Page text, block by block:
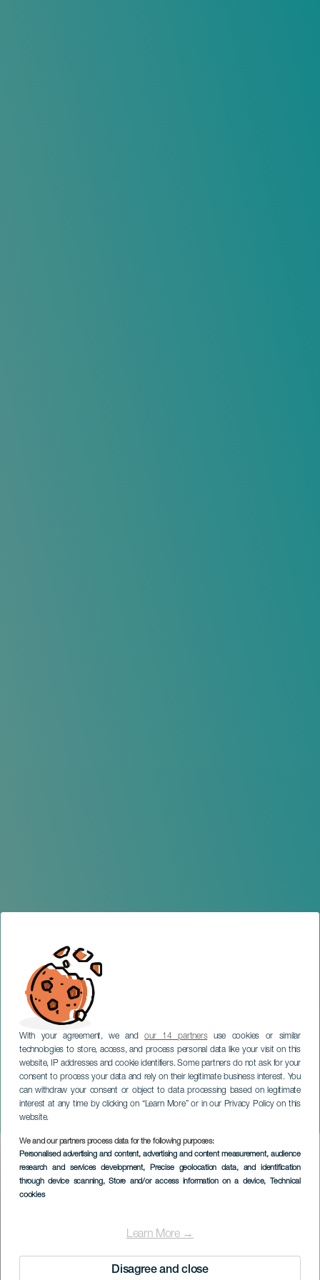
With your agreement, we andour 14 partnersuse cookies or similar
technologies to store, access, and process personal data like your visit on this
website, IP addresses and cookie identifiers. Some partners do not ask for your
consent to process your data and rely on their legitimate business interest. You
can withdraw your consent or object to data processing based on legitimate
interest at any time by clicking on “Learn More” or in our Privacy Policy on this
website.
We and our partners process data for the following purposes:
Personalised advertising and content, advertising and content measurement, audience
research and services development, Precise geolocation data, and identification
through device scanning, Store and/or access information on a device, Technical
cookies
Learn More →
Disagree and close
El Kanka
TENERIFE
Imagen
Listado